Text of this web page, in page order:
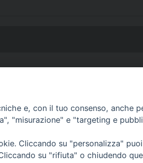
• Largo Duomo, 12 -
e, con il tuo consenso, anche
"misurazione" e "targeting e
Cliccando su "personalizza"
su "rifiuta" o chiudendo